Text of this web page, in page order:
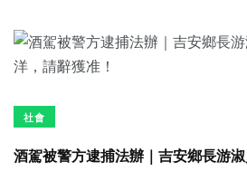
社會
酒駕被警方逮捕法辦｜吉安鄉長游